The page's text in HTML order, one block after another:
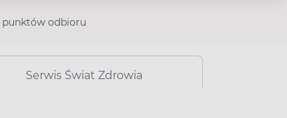
punktów odbioru
Serwis Świat Zdrowia